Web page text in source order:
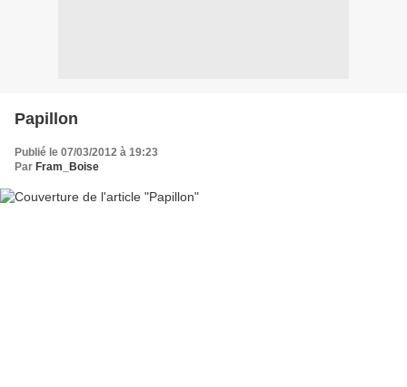
Papillon
Publié le 07/03/2012 à 19:23
Par Fram_Boise